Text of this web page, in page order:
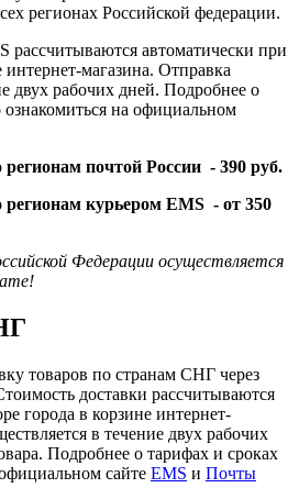
регионах Российской федерации.
рассчитываются автоматически при
магазина. Отправка
двух рабочих дней. Подробнее о
на официальном
регионам почтой России - 390 руб.
регионам курьером EMS - от 350
Федерации осуществляется
товаров по странам СНГ через
доставки рассчитываются
города в корзине интернет-
в течение двух рабочих
Подробнее о тарифах и сроках
сайте EMS и Почты